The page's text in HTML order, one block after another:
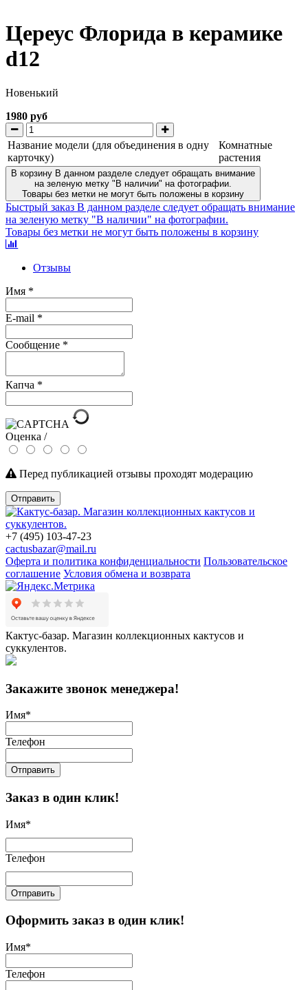
Цереус Флорида в керамике
d12
Новенький
1980 руб
Название модели (для объединения в одну
карточку)
Комнатные
растения
В корзину В данном разделе следует обращать внимание
на зеленую метку "В наличии" на фотографии.
Товары без метки не могут быть положены в корзину
Быстрый заказ В данном разделе следует обращать внимание
на зеленую метку "В наличии" на фотографии.
Товары без метки не могут быть положены в корзину
Отзывы
Имя *
E-mail *
Сообщение *
Капча *
Оценка /
Перед публикацией отзывы проходят модерацию
Отправить
+7 (495) 103-47-23
cactusbazar@mail.ru
Оферта и политика конфиденциальности Пользовательское
соглашение Условия обмена и возврата
Кактус-базар. Магазин коллекционных кактусов и
суккулентов.
Закажите звонок менеджера!
Имя*
Телефон
Отправить
Заказ в один клик!
Имя*
Телефон
Отправить
Оформить заказ в один клик!
Имя*
Телефон